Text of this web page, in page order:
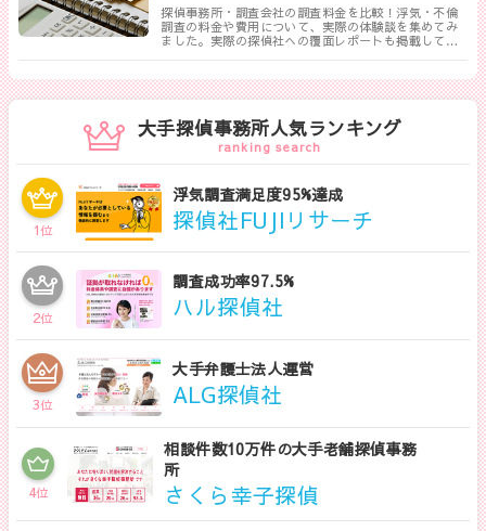
探偵事務所・調査会社の調査料金を比較！浮気・不倫
調査の料金や費用について、実際の体験談を集めてみ
ました。実際の探偵社への覆面レポートも掲載してい
大手探偵事務所人気ランキング
ranking search
1位
浮気調査満足度95%達成
探偵社FUJIリサーチ
2位
調査成功率97.5%
ハル探偵社
3位
大手弁護士法人運営
ALG探偵社
4位
相談件数10万件の大手老舗探偵事務
所
さくら幸子探偵